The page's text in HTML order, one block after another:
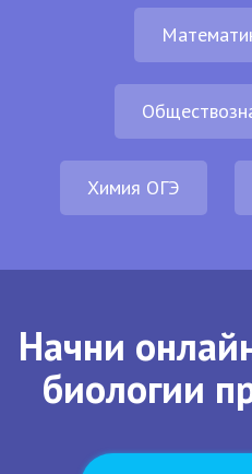
Химия ОГЭ
Начни
биологии